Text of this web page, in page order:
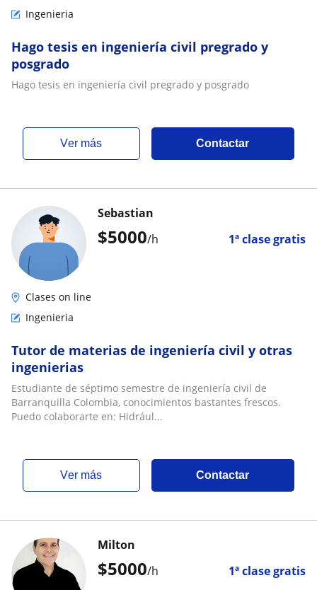
Ingenieria
Hago tesis en ingeniería civil pregrado y
posgrado
Hago tesis en ingeniería civil pregrado y posgrado
ver más Contactar
$5000/h 1ª clase gratis
Sebastian
Clases on line
Ingenieria
Tutor de materias de ingeniería civil y otras
ingenierias
Estudiante de séptimo semestre de ingeniería civil de
Barranquilla Colombia, conocimientos bastantes frescos.
Puedo colaborarte en: Hidrául...
ver más Contactar
$5000/h 1ª clase gratis
Milton